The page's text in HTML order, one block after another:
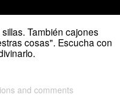
También cajones
cosas". Escucha con
and comments